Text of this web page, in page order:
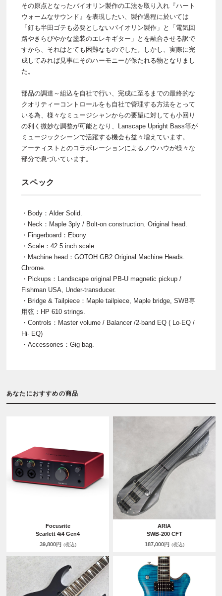
その原点となったバイオリン製作の工法を取り入れ『ハート
ウォームなサウンド』を表現したい、製作過程に於いては
「釘も半田ゴテも必要としないバイオリン製作」と「電気回
路やきらびやかな塗装のエレキギター」とを融合させる訳で
すから、それはとても困難なものでした。しかし、実際に完
成してみれば見事にそのハーモニーが保たれる物となりまし
た。
部品の調達～組込を自社で行い、完成に至るまでの最終的な
クオリティーコントロールをも自社で管理する方法をとって
いる為、様々なミュージシャンからの要望に対しても小回り
の利く微妙な調整が可能となり、Lanscape Upright Bass等が
ミュージックシーンで活躍する機会も益々増えています。
アーティストとのコラボレーションによるノウハウが様々な
部分で息づいています。
スペック
・Body：Alder Solid.
・Neck：Maple 3ply / Bolt-on construction. Original head.
・Fingerboard：Ebony
・Scale：42.5 inch scale
・Machine head：GOTOH GB2 Original Machine Heads.
Chrome.
・Pickups：Landscape original PB-U magnetic pickup /
Fishman USA, Under-transducer.
・Bridge & Tailpiece：Maple tailpiece, Maple bridge, SWB専
用弦：HP 610 strings.
・Controls：Master volume / Balancer /2-band EQ ( Lo-EQ /
Hi- EQ)
・Accessories：Gig bag.
あなたにおすすめの商品
Focusrite
Scarlett 4i4 Gen4
39,800円 (税込)
ARIA
SWB-200 CFT
187,000円 (税込)